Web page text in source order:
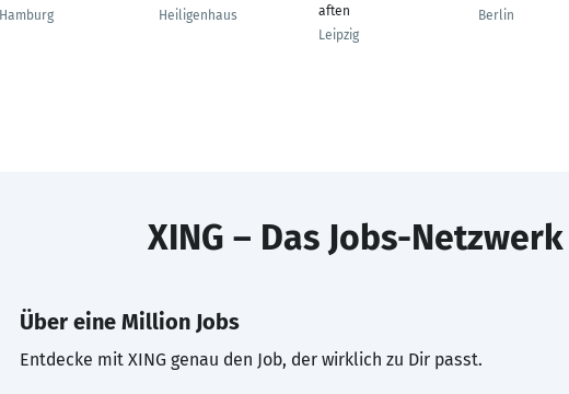
Hamburg
Heiligenhaus
aften
Leipzig
Berlin
XING – Das Jobs-Netzwerk
Über eine Million Jobs
Entdecke mit XING genau den Job, der wirklich zu Dir passt.